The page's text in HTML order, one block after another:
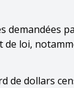
demandées
loi,
dollars